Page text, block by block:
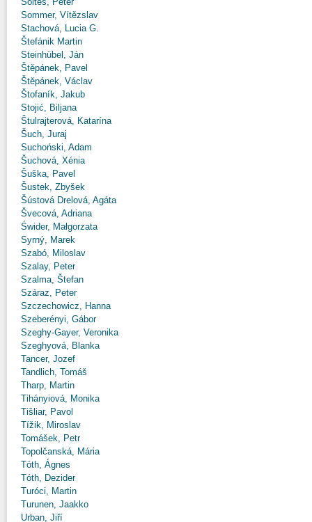
Sommer, Vítězslav
Stachová, Lucia G.
Štefánik Martin
Steinhübel, Ján
Štěpánek, Pavel
Štěpánek, Václav
Štofaník, Jakub
Stojić, Biljana
Štulrajterová, Katarína
Šuch, Juraj
Suchoński, Adam
Šuchová, Xénia
Šuška, Pavel
Šustek, Zbyšek
Šústová Drelová, Agáta
Švecová, Adriana
Świder, Małgorzata
Syrný, Marek
Szabó, Miloslav
Szalay, Peter
Szalma, Štefan
Száraz, Peter
Szczechowicz, Hanna
Szeberényi, Gábor
Szeghy-Gayer, Veronika
Szeghyová, Blanka
Tancer, Jozef
Tandlich, Tomáš
Tharp, Martin
Tihányiová, Monika
Tišliar, Pavol
Tížik, Miroslav
Tomášek, Petr
Topolčanská, Mária
Tóth, Ágnes
Tóth, Dezider
Turóci, Martin
Turunen, Jaakko
Urban, Jiří